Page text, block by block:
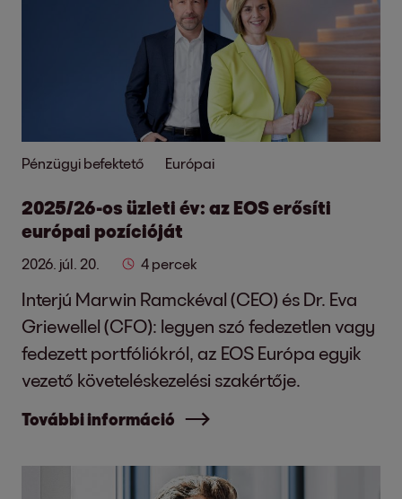
Pénzügyi befektető Európai
2025/26-os üzleti év: az EOS erősíti
európai pozícióját
2026. júl. 20. 4 percek
Interjú Marwin Ramckéval (CEO) és Dr. Eva
Griewellel (CFO): legyen szó fedezetlen vagy
fedezett portfóliókról, az EOS Európa egyik
vezető követeléskezelési szakértője.
További információ